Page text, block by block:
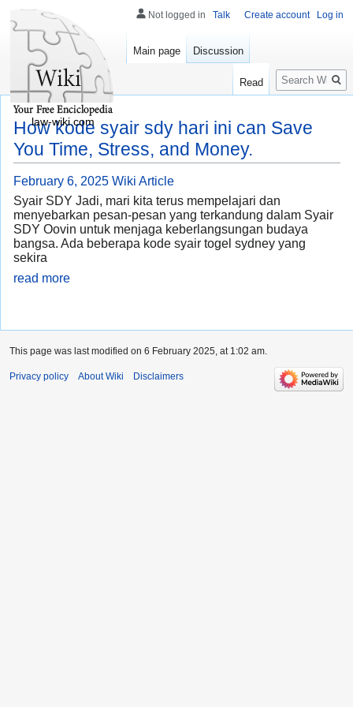
How kode syair sdy hari ini can Save
You Time, Stress, and Money.
February 6, 2025 Wiki Article
Syair SDY Jadi, mari kita terus mempelajari dan
menyebarkan pesan-pesan yang terkandung dalam Syair
SDY Oovin untuk menjaga keberlangsungan budaya
bangsa. Ada beberapa kode syair togel sydney yang
sekira
read more
Not logged in Talk Create account Log in
Main page Discussion
Read
Search
law-wiki.com
This page was last modified on 6 February 2025, at 1:02 am.
Privacy policy About Wiki Disclaimers